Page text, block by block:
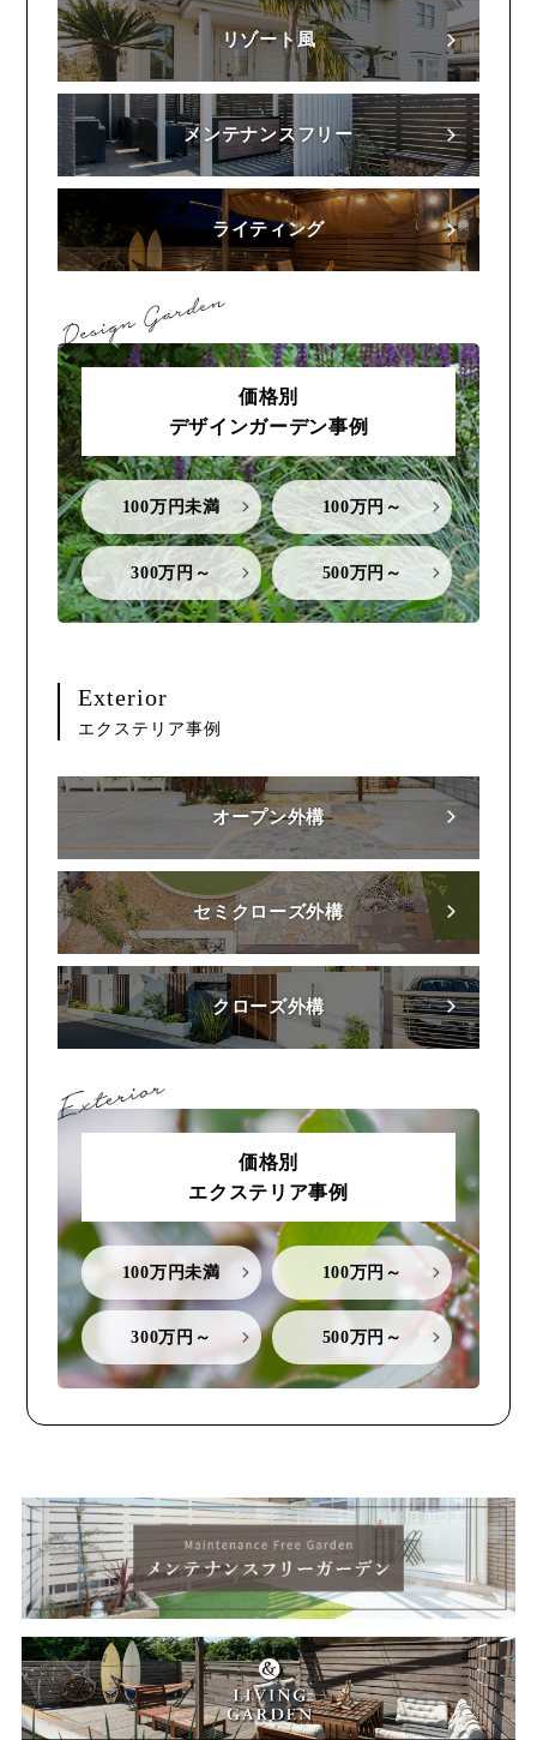
リゾート風
メンテナンスフリー
ライティング
価格別
デザインガーデン事例
100万円未満 100万円～
300万円～ 500万円～
Exterior
エクステリア事例
オープン外構
セミクローズ外構
クローズ外構
価格別
エクステリア事例
100万円未満 100万円～
300万円～ 500万円～